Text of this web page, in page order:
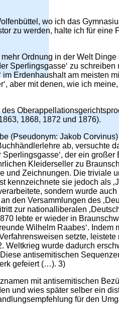
wo ich das
zu werden, halte ich für
Ordnung in der Welt
Sperlingsgasse‘ zu
Erdenhaushalt am meisten
aber mit denen, wie ich
1868, 1872 und 1876).
(Pseudonym: Jakob
ab, versuchte
der ein
Kleiderseller zu
und Zeichnungen. Die triviale
sie jedoch als
sondern wurde
den Versammlungen des
zur nationalliberalen
lebte er wieder in
Wilhelm Raabes‘. Indem
setzte,
wurde dadurch
antisemitischen
gefeiert (…). 3)
mit antisemitischen
und wies später selber ein
für den